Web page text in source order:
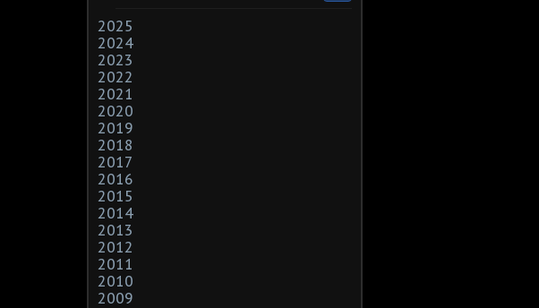
2025
2024
2023
2022
2021
2020
2019
2018
2017
2016
2015
2014
2013
2012
2011
2010
2009